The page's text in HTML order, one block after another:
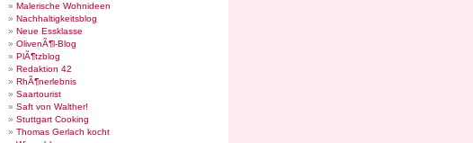
Malerische Wohnideen
Nachhaltigkeitsblog
Neue Essklasse
OlivenÃ¶l-Blog
PlÃ¶tzblog
Redaktion 42
RhÃ¶nerlebnis
Saartourist
Saft von Walther!
Stuttgart Cooking
Thomas Gerlach kocht